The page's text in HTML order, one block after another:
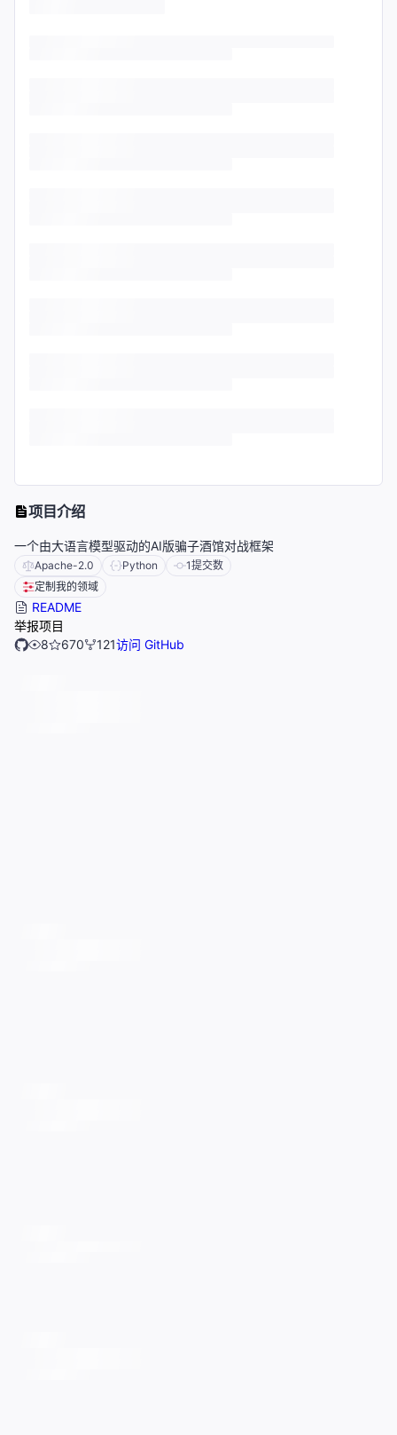
项目介绍
一个由大语言模型驱动的AI版骗子酒馆对战框架
Apache-2.0 Python 1提交数
定制我的领域
README
举报项目
8
670 121访问 GitHub